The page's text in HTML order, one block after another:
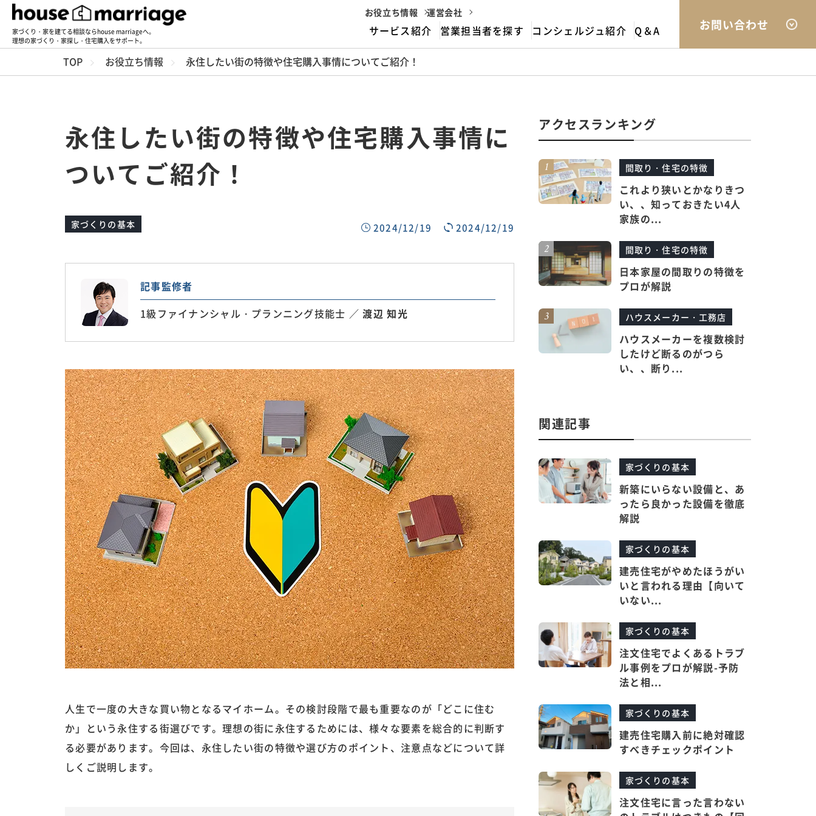
家づくり・家を建てる相談ならhouse marriageへ。
理想の家づくり・家探し・住宅購入をサポート。
お役立ち情報 運営会社
サービス紹介
housemarriageとは
営業担当者を探す コンシェルジュ紹介 Q＆A お問い合わせ
TOP お役立ち情報 永住したい街の特徴や住宅購入事情についてご紹介！
永住したい街の特徴や住宅購入事情に
ついてご紹介！
家づくりの基本 2024/12/19 2024/12/19
記事監修者
1級ファイナンシャル・プランニング技能士 ／渡辺 知光
人生で一度の大きな買い物となるマイホーム。その検討段階で最も重要なのが「どこに住む
か」という永住する街選びです。理想の街に永住するためには、様々な要素を総合的に判断す
る必要があります。今回は、永住したい街の特徴や選び方のポイント、注意点などについて詳
しくご説明します。
アクセスランキング
間取り・住宅の特徴
これより狭いとかなりきつ
い、、知っておきたい4人
家族の...
間取り・住宅の特徴
日本家屋の間取りの特徴を
プロが解説
ハウスメーカー・工務店
ハウスメーカーを複数検討
したけど断るのがつら
い、、断り...
関連記事
家づくりの基本
新築にいらない設備と、あ
ったら良かった設備を徹底
解説
家づくりの基本
建売住宅がやめたほうがい
いと言われる理由【向いて
いない...
家づくりの基本
注文住宅でよくあるトラブ
ル事例をプロが解説-予防
法と相...
家づくりの基本
建売住宅購入前に絶対確認
すべきチェックポイント
家づくりの基本
注文住宅に言った言わない